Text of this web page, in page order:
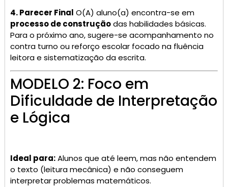
4. Parecer Final O(A) aluno(a) encontra-se em
processo de construçãodas habilidades básicas.
Para o próximo ano, sugere-se acompanhamento no
contra turno ou reforço escolar focado na fluência
leitora e sistematização da escrita.
MODELO 2: Foco em
Dificuldade de Interpretação
e Lógica
Ideal para:Alunos que até leem, mas não entendem
o texto (leitura mecânica) e não conseguem
interpretar problemas matemáticos.